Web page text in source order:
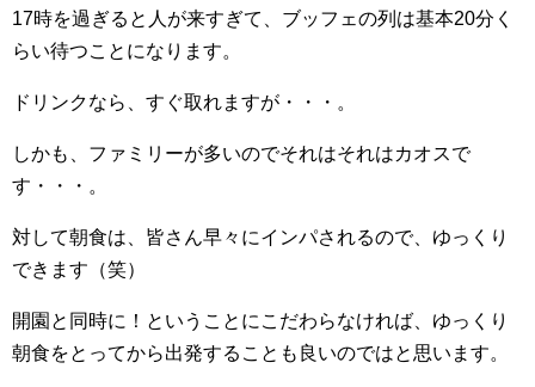
17時を過ぎると人が来すぎて、ブッフェの列は基本20分く
らい待つことになります。
ドリンクなら、すぐ取れますが・・・。
しかも、ファミリーが多いのでそれはそれはカオスで
す・・・。
対して朝食は、皆さん早々にインパされるので、ゆっくり
できます（笑）
開園と同時に！ということにこだわらなければ、ゆっくり
朝食をとってから出発することも良いのではと思います。